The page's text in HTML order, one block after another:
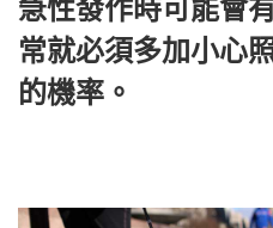
急性發作時可能會
常就必須多加小心
的機率。